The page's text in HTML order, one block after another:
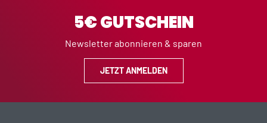
5€ GUTSCHEIN
Newsletter abonnieren & sparen
JETZT ANMELDEN